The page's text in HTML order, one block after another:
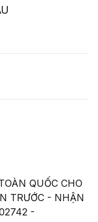
QUỐC CHO
TRƯỚC - NHẬN
-